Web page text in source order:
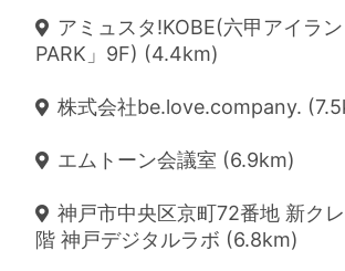
アミュスタ!KOBE(六甲アイラ
PARK」9F) (4.4km)
株式会社be.love.company.
エムトーン会議室 (6.9km)
神戸市中央区京町72番地 新ク
階 神戸デジタルラボ (6.8km)